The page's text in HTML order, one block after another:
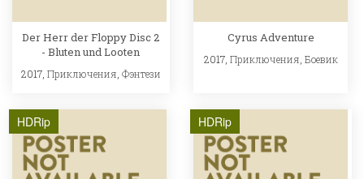
Der Herr der Floppy Disc 2
- Bluten und Looten
2017, Приключения Фэнтези
Cyrus Adventure
2017, Приключения Боевик
HDRip HDRip